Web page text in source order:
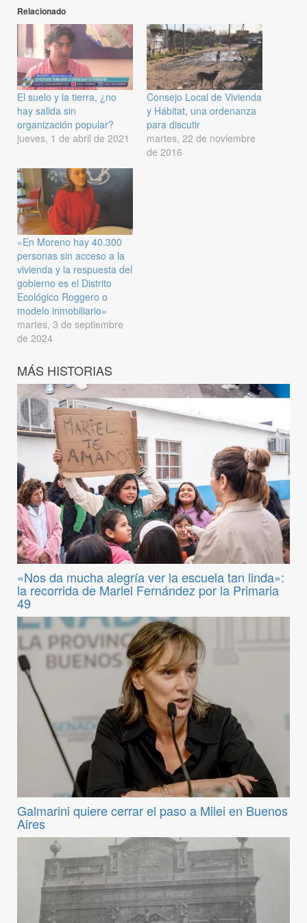
Relacionado
El suelo y la tierra, ¿no
hay salida sin
organización popular?
jueves, 1 de abril de 2021
Consejo Local de Vivienda
y Hábitat, una ordenanza
para discutir
martes, 22 de noviembre
de 2016
«En Moreno hay 40.300
personas sin acceso a la
vivienda y la respuesta del
gobierno es el Distrito
Ecológico Roggero o
modelo inmobiliario»
martes, 3 de septiembre
de 2024
MÁS HISTORIAS
«Nos da mucha alegría ver la escuela tan linda»:
la recorrida de Mariel Fernández por la Primaria
49
Galmarini quiere cerrar el paso a Milei en Buenos
Aires